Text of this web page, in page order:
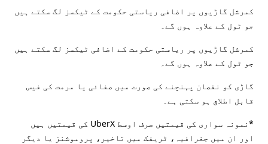
کمرشل گاڑیوں پر اضافی ریاستی حکومت کے ٹیکسز لگ سکتے ہیں
جو ٹول کے علاوہ ہوں گے۔
کمرشل گاڑیوں پر ریاستی حکومت کے اضافی ٹیکسز لگ سکتے ہیں
جو ٹول کے علاوہ ہوں گے۔
گاڑی کو نقصان پہنچنے کی صورت میں صفائی یا مرمت کی فیس
قابل اطلاق ہو سکتی ہے۔
*نمونہ سواری کی قیمتیں صرف اوسط UberX کی قیمتیں ہیں
اور ان میں جغرافیہ، ٹریفک میں تاخیر، پروموشنز یا دیگر